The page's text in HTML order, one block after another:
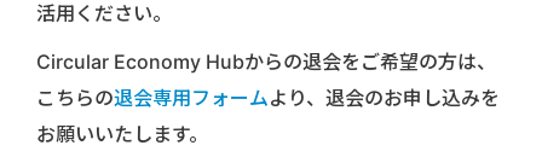
活用ください。
Circular Economy Hubからの退会をご希望の方は、
こちらの退会専用フォームより、退会のお申し込みを
お願いいたします。